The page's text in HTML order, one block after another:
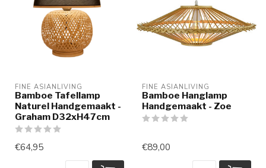
FINE ASIANLIVING
Bamboe Tafellamp
Naturel Handgemaakt -
Graham D32xH47cm
€64,95
FINE ASIANLIVING
Bamboe Hanglamp
Handgemaakt - Zoe
€89,00